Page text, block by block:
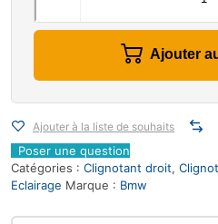
Ajouter
Ajouter à la liste de souhaits
Poser une question
Catégories : Clignotant droit,
Eclairage Marque : Bmw